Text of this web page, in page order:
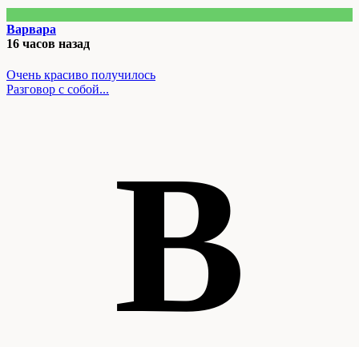
Варвара
16 часов назад
Очень красиво получилось
Разговор с собой...
В